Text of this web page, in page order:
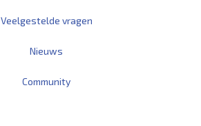
Veelgestelde vragen
Nieuws
Community